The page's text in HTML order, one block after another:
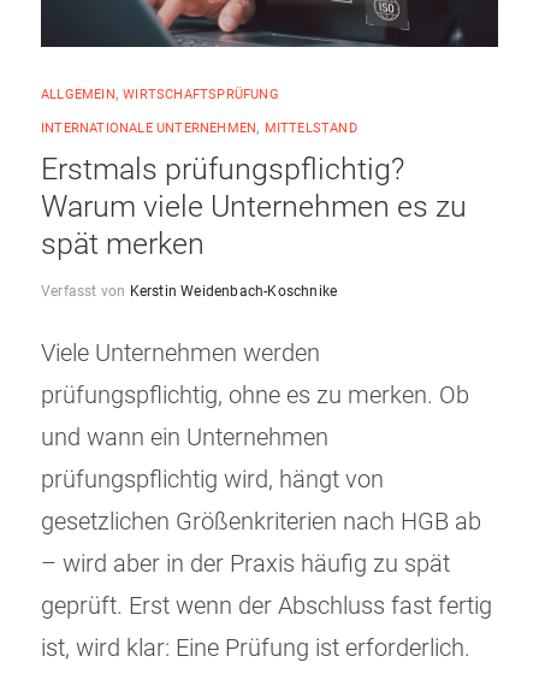
ALLGEMEIN,WIRTSCHAFTSPRÜFUNG
INTERNATIONALE UNTERNEHMEN, MITTELSTAND
Erstmals prüfungspflichtig?
Warum viele Unternehmen es zu
spät merken
Verfasst von Kerstin Weidenbach-Koschnike
Viele Unternehmen werden
prüfungspflichtig, ohne es zu merken. Ob
und wann ein Unternehmen
prüfungspflichtig wird, hängt von
gesetzlichen Größenkriterien nach HGB ab
– wird aber in der Praxis häufig zu spät
geprüft. Erst wenn der Abschluss fast fertig
ist, wird klar: Eine Prüfung ist erforderlich.